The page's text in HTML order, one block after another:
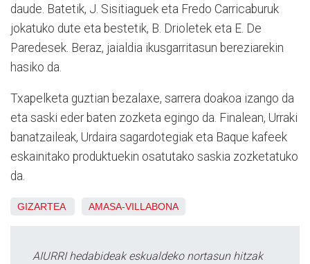
daude. Batetik, J. Sisitiaguek eta Fredo Carricaburuk
jokatuko dute eta bestetik, B. Drioletek eta E. De
Paredesek. Beraz, jaialdia ikusgarritasun bereziarekin
hasiko da.
Txapelketa guztian bezalaxe, sarrera doakoa izango da
eta saski eder baten zozketa egingo da. Finalean, Urraki
banatzaileak, Urdaira sagardotegiak eta Baque kafeek
eskainitako produktuekin osatutako saskia zozketatuko
da.
GIZARTEA AMASA-VILLABONA
AIURRI hedabideak eskualdeko nortasun hitzak